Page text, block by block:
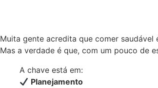
Muita gente acredita que comer saudável
Mas a verdade é que, com um pouco de
A chave está em:
Planejamento